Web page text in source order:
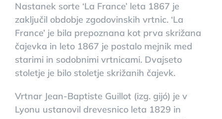
Nastanek sorte ‘La France’ leta 1867 je
zaključil obdobje zgodovinskih vrtnic. ‘La
France’ je bila prepoznana kot prva skrižana
čajevka in leto 1867 je postalo mejnik med
starimi in sodobnimi vrtnicami. Dvajseto
stoletje je bilo stoletje skrižanih čajevk.
Vrtnar Jean-Baptiste Guillot (izg. gijó) je v
Lyonu ustanovil drevesnico leta 1829 in